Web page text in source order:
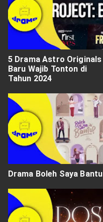
5 Drama Astro Originals
Baru Wajib Tonton di
Tahun 2024
Drama Boleh Saya Bantu